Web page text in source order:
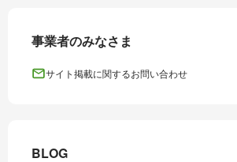
事業者のみなさま
サイト掲載に関するお問い合わせ
BLOG